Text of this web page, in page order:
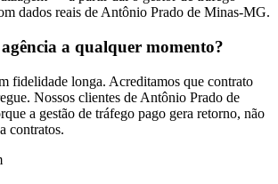
dados reais de Antônio Prado de Minas-MG.
a qualquer momento?
fidelidade longa. Acreditamos que contrato
Nossos clientes de Antônio Prado de
a gestão de tráfego pago gera retorno, não
contratos.